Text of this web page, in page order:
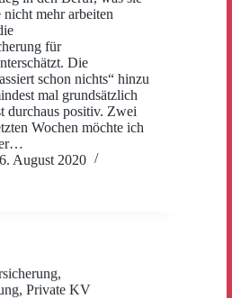
mehr arbeiten
für
Die
schon nichts“ hinzu
mal grundsätzlich
durchaus positiv. Zwei
Wochen möchte ich
August 2020
,
, Private KV